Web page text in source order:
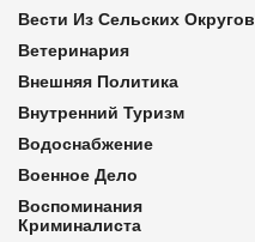
Вести Из Сельских Округов
Ветеринария
Внешняя Политика
Внутренний Туризм
Водоснабжение
Военное Дело
Воспоминания
Криминалиста